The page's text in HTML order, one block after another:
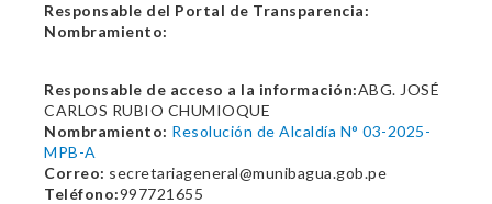
Responsable del Portal de Transparencia:
Nombramiento:
Responsable de acceso a la información:ABG. JOSÉ
CARLOS RUBIO CHUMIOQUE
Nombramiento: Resolución de Alcaldía N° 03-2025-
MPB-A
Correo: secretariageneral@munibagua.gob.pe
Teléfono:997721655